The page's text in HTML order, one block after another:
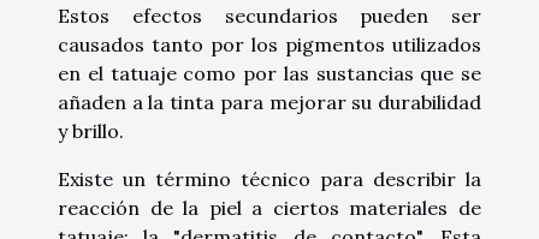
Estos efectos secundarios pueden ser
causados tanto por los pigmentos utilizados
en el tatuaje como por las sustancias que se
añaden a la tinta para mejorar su durabilidad
y brillo.
Existe un término técnico para describir la
reacción de la piel a ciertos materiales de